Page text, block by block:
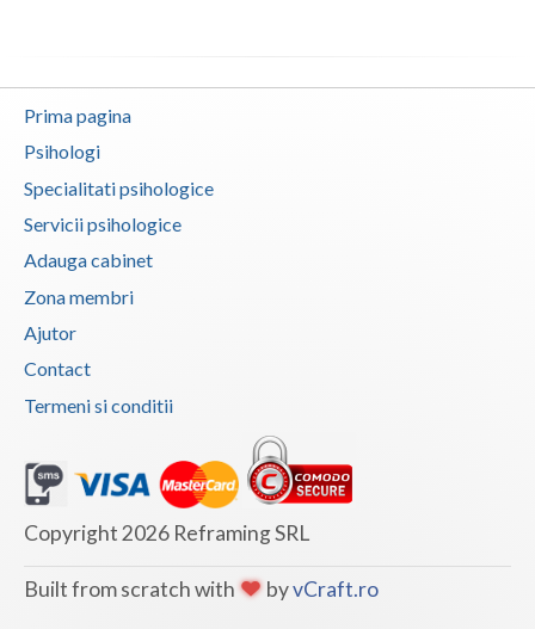
Evaluarea psihologica a personalului in vederea... (1)
Examinare psihologica in vederea autorizarii e... (1)
Examinare si avizare psihologica in vederea ang... (1)
Examinare si avizare psihologica in vederea cal... (1)
Examinare si avizare psihologica in vederea ins... (1)
Examinare si avizare psihologica in vederea obt... (1)
Examinare si avizare psihologica in vederea obt... (1)
Examinare si avizare psihologica in vederea obt... (1)
Examinari psihologice in vederea evaluarii depr... (1)
Examinari psihologice in vederea evaluarii star... (1)
Examinari psihologice in vederea obtinerii cert... (1)
Examinari psihologice in vederea obtinerii pens... (1)
Prima pagina
Psihologi
Specialitati psihologice
Servicii psihologice
Adauga cabinet
Zona membri
Ajutor
Contact
Termeni si conditii
Copyright 2026 Reframing SRL
Built from scratch with byvCraft.ro